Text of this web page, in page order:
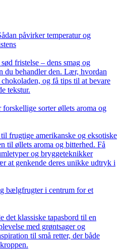
påvirker temperatur og
fristelse – dens smag og
du behandler den. Lær, hvordan
og få tips til at bevare
tekstur.
sorter øllets aroma og
frugtige amerikanske og eksotiske
til øllets aroma og bitterhed. Få
og bryggeteknikker
at genkende deres unikke udtryk i
bælgfrugter i centrum for et
det klassiske tapasbord til en
med grøntsager og
til små retter, der både